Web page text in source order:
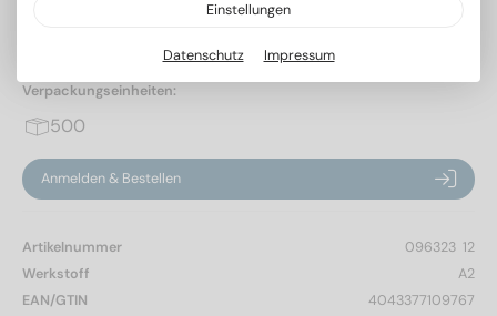
Senkschrauben mit Schlitz
Verpackungseinheiten:
500
Anmelden & Bestellen
Artikelnummer
096323  12
Werkstoff
A2
EAN/GTIN
4043377109767
Einstellungen
Datenschutz Impressum